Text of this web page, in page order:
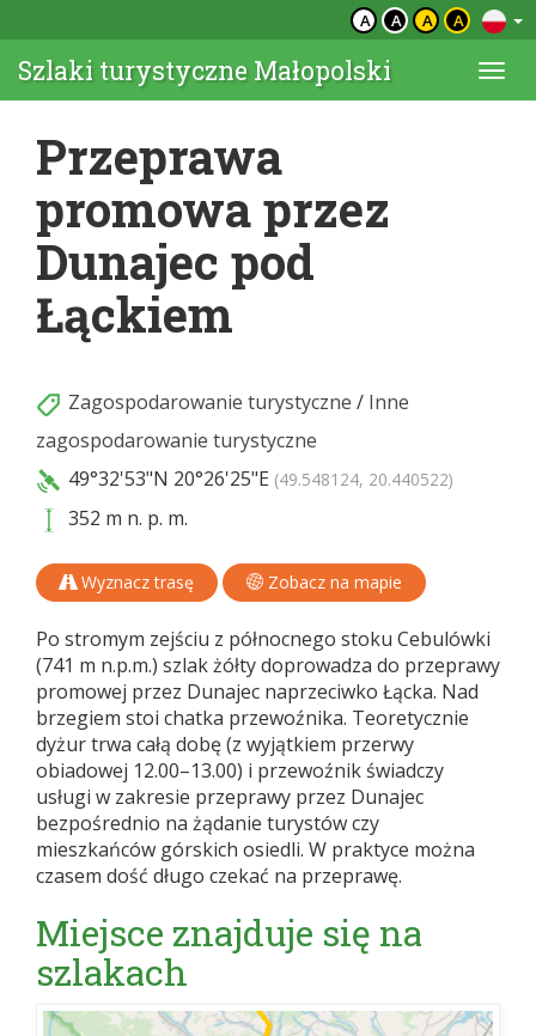
A A A A
Szlaki turystyczne Małopolski
Przeprawa
promowa przez
Dunajec pod
Łąckiem
Zagospodarowanie turystyczne / Inne
zagospodarowanie turystyczne
49°32'53"N 20°26'25"E (49.548124, 20.440522)
352 m n. p. m.
Wyznacz trasę Zobacz na mapie
Po stromym zejściu z północnego stoku Cebulówki
(741 m n.p.m.) szlak żółty doprowadza do przeprawy
promowej przez Dunajec naprzeciwko Łącka. Nad
brzegiem stoi chatka przewoźnika. Teoretycznie
dyżur trwa całą dobę (z wyjątkiem przerwy
obiadowej 12.00–13.00) i przewoźnik świadczy
usługi w zakresie przeprawy przez Dunajec
bezpośrednio na żądanie turystów czy
mieszkańców górskich osiedli. W praktyce można
czasem dość długo czekać na przeprawę.
Miejsce znajduje się na
szlakach